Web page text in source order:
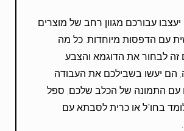
יעצבו עבורכם מגוון רחב של מוצרים
עם הדפסות מיוחדות. כל מה
זה לבחור את הדוגמא והצבע
הם יעשו בשבילכם את העבודה
עם התמונה של הכלב שלכם, ספל
בחו"ל או כרית לסבתא עם